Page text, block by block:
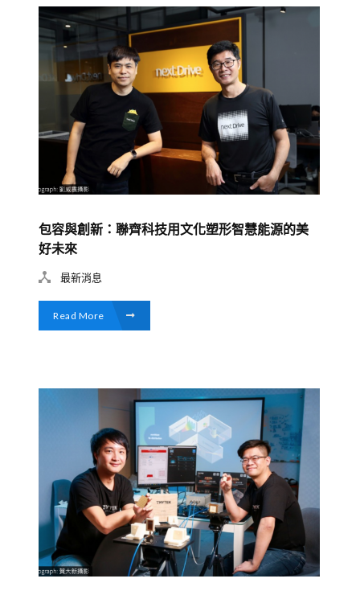
包容與創新：聯齊科技用文化塑形智慧能源的美
好未來
最新消息
Read More